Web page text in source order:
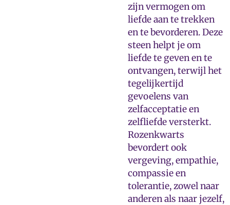
zijn vermogen om
liefde aan te trekken
en te bevorderen. Deze
steen helpt je om
liefde te geven en te
ontvangen, terwijl het
tegelijkertijd
gevoelens van
zelfacceptatie en
zelfliefde versterkt.
Rozenkwarts
bevordert ook
vergeving, empathie,
compassie en
tolerantie, zowel naar
anderen als naar jezelf,